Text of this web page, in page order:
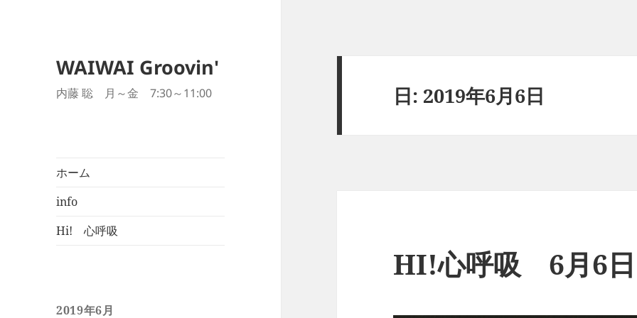
WAIWAI Groovin'
内藤 聡 月～金 7:30～11:00
ホーム
info
Hi! 心呼吸
2019年6月
日: 2019年6月6日
HI!心呼吸 6月6日